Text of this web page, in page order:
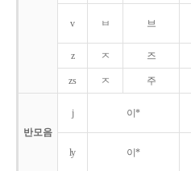
v ㅂ 브
z ㅈ 즈
zs ㅈ 주
반모음
j 이*
ly 이*